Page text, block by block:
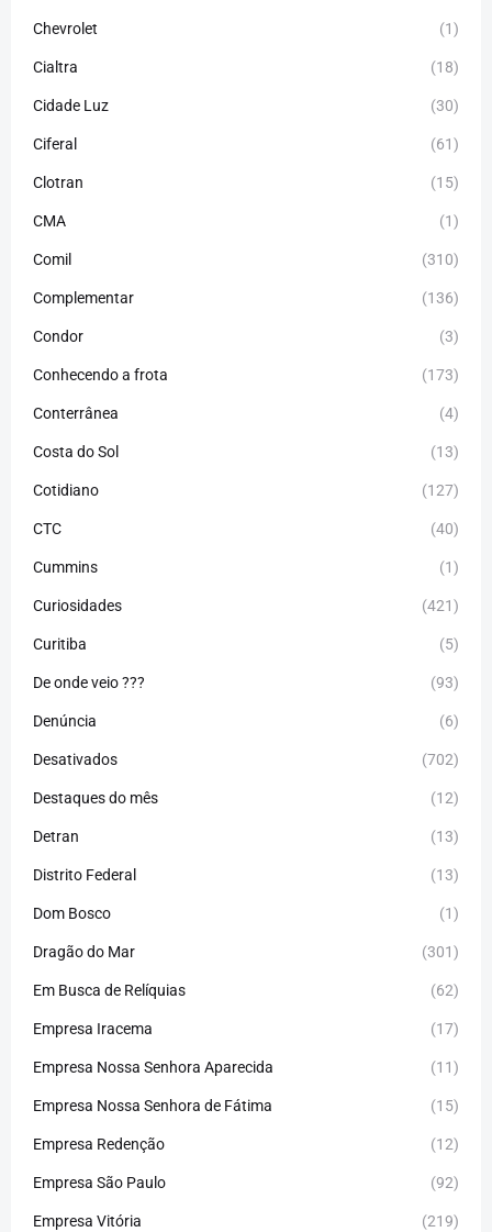
Chevrolet (1)
Cialtra (18)
Cidade Luz (30)
Ciferal (61)
Clotran (15)
CMA (1)
Comil (310)
Complementar (136)
Condor (3)
Conhecendo a frota (173)
Conterrânea (4)
Costa do Sol (13)
Cotidiano (127)
CTC (40)
Cummins (1)
Curiosidades (421)
Curitiba (5)
De onde veio ??? (93)
Denúncia (6)
Desativados (702)
Destaques do mês (12)
Detran (13)
Distrito Federal (13)
Dom Bosco (1)
Dragão do Mar (301)
Em Busca de Relíquias (62)
Empresa Iracema (17)
Empresa Nossa Senhora Aparecida (11)
Empresa Nossa Senhora de Fátima (15)
Empresa Redenção (12)
Empresa São Paulo (92)
Empresa Vitória (219)